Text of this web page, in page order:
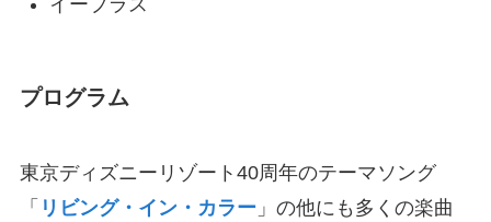
プログラム
東京ディズニーリゾート40周年のテーマソング
「 リビング・イン・カラー」の他にも多くの楽曲